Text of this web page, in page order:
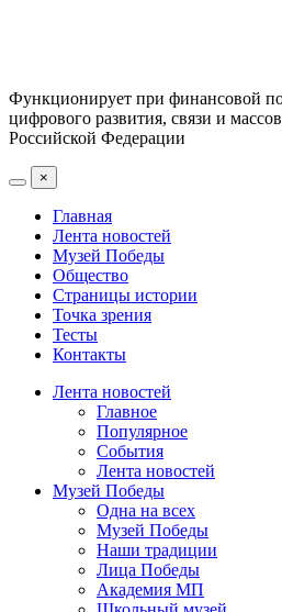
Функционирует при финансовой
цифрового развития, связи и
Российской Федерации
×
Главная
Лента новостей
Музей Победы
Общество
Страницы истории
Точка зрения
Тесты
Контакты
Лента новостей
Главное
Популярное
События
Лента новостей
Музей Победы
Одна на всех
Музей Победы
Наши традиции
Лица Победы
Академия МП